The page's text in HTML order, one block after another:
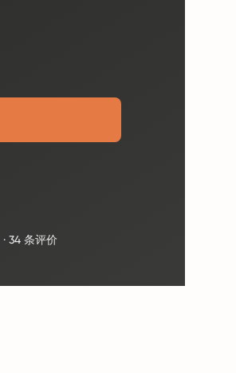
·34 条评价